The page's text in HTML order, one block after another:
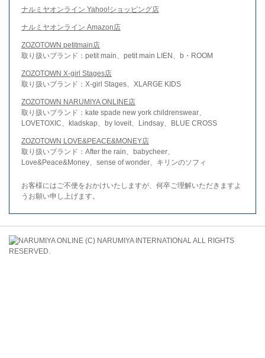
ナルミヤオンライン Yahoo!ショッピング店
ナルミヤオンライン Amazon店
ZOZOTOWN petitmain店
取り扱いブランド：petit main、petit main LIEN、b・ROOM
ZOZOTOWN X-girl Stages店
取り扱いブランド：X-girl Stages、XLARGE KIDS
ZOZOTOWN NARUMIYA ONLINE店
取り扱いブランド：kate spade new york childrenswear、
LOVETOXIC、kladskap、by loveit、Lindsay、BLUE CROSS
ZOZOTOWN LOVE&PEACE&MONEY店
取り扱いブランド：After the rain、babycheer、
Love&Peace&Money、sense of wonder、キリンのソフィ
お客様にはご不便をおかけいたしますが、何卒ご理解いただきますよ
うお願い申し上げます。